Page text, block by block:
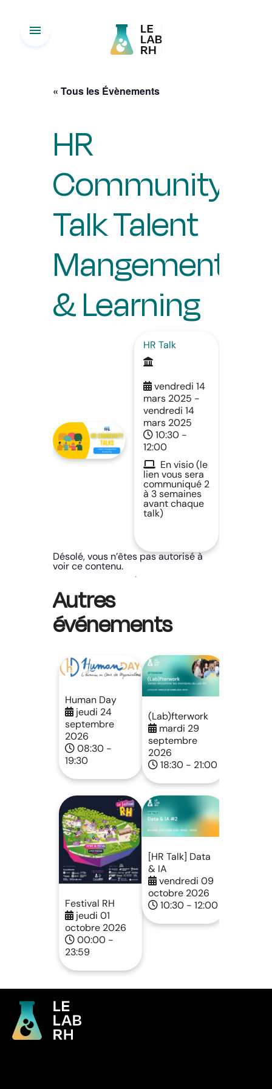
menu
« Tous les Évènements
HR
Community
Talk Talent
Mangement
& Learning
HR Talk
vendredi 14
mars 2025 -
vendredi 14
mars 2025
10:30 -
12:00
En visio (le
lien vous sera
communiqué 2
à 3 semaines
avant chaque
talk)
Désolé, vous n’êtes pas autorisé à
voir ce contenu.
Autres
événements
Human Day
jeudi 24
septembre
2026
08:30 -
19:30
(Lab)fterwork
mardi 29
septembre
2026
18:30 - 21:00
Festival RH
jeudi 01
octobre 2026
00:00 -
23:59
[HR Talk] Data
& IA
vendredi 09
octobre 2026
10:30 - 12:00